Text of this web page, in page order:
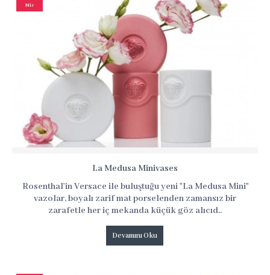
Nis
La Medusa Minivases
Rosenthal'in Versace ile buluştuğu yeni "La Medusa Mini"
vazolar, boyalı zarif mat porselenden zamansız bir
zarafetle her iç mekanda küçük göz alıcıd..
Devamını Oku